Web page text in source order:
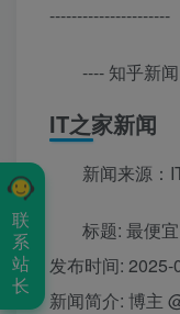
----------------------
---- 知乎新
IT之家新闻
新闻来源：
标题: 最便
发布时间:
新闻简介: 博主
联
系
站
长